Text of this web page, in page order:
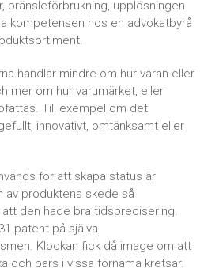
bränsleförbrukning, upplösningen
kompetensen hos en advokatbyrå
handlar mindre om hur varan eller
mer om hur varumärket, eller
Till exempel om det
innovativt, omtänksamt eller
för att skapa status är
av produktens skede så
den hade bra tidsprecisering.
patent på själva
Klockan fick då image om att
och bars i vissa förnäma kretsar.